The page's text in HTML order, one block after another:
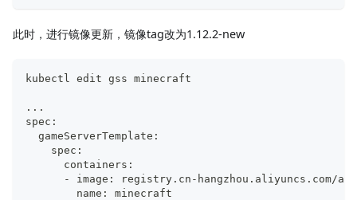
此时，进行镜像更新，镜像tag改为1.12.2-new
kubectl edit gss minecraft
.. .
spec:
  gameServerTemplate:
    spec:
      containers:
- image: registry.cn-hangzhou.aliyuncs.com/
        name: minecraft